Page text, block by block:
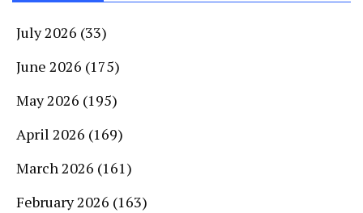
July 2026 (33)
June 2026 (175)
May 2026 (195)
April 2026 (169)
March 2026 (161)
February 2026 (163)